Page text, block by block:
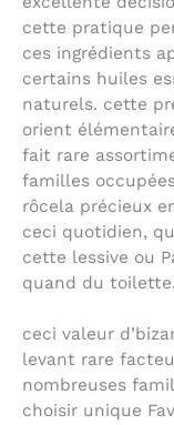
cette pratique
ces ingrédients
certains huiles
naturels. cette
orient
fait rare
familles
rôcela précieux
ceci quotidien,
cette lessive ou
quand du toilette.
ceci valeur
levant rare
nombreuses
choisir unique